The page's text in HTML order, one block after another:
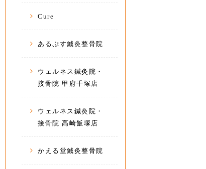
Cure
あるぷす鍼灸整骨院
ウェルネス鍼灸院・
接骨院 甲府千塚店
ウェルネス鍼灸院・
接骨院 高崎飯塚店
かえる堂鍼灸整骨院